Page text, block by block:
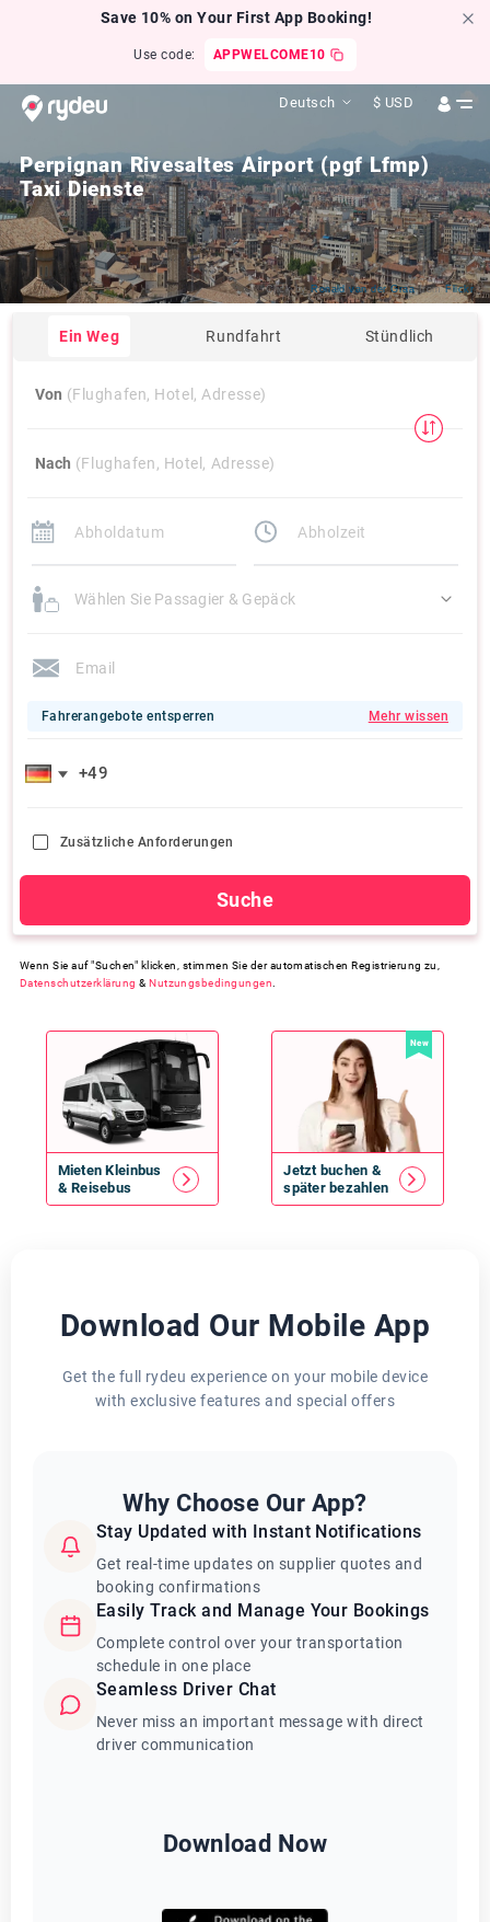
Save 10% on Your First App Booking!
Use code: APPWELCOME10
Deutsch $ USD
Perpignan Rivesaltes Airport (pgf Lfmp)
Taxi Dienste
Click by Ronald van der GraafromFlickr
Ein Weg Rundfahrt Stündlich
Von (Flughafen, Hotel, Adresse)
Nach (Flughafen, Hotel, Adresse)
Wählen Sie Passagier & Gepäck
Fahrerangebote entsperren Mehr wissen
Zusätzliche Anforderungen
Suche
Wenn Sie auf "Suchen" klicken, stimmen Sie der automatischen Registrierung zu,
Datenschutzerklärung &Nutzungsbedingungen
Mieten Kleinbus
& Reisebus
New
Jetzt buchen &
später bezahlen
Download Our Mobile App
Get the full rydeu experience on your mobile device
with exclusive features and special offers
Why Choose Our App?
Stay Updated with Instant Notifications
Get real-time updates on supplier quotes and
booking confirmations
Easily Track and Manage Your Bookings
Complete control over your transportation
schedule in one place
Seamless Driver Chat
Never miss an important message with direct
driver communication
Download Now